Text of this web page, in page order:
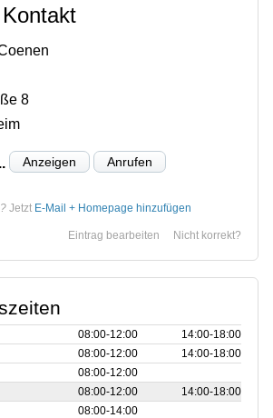
8
Anzeigen Anrufen
Jetzt E-Mail + Homepage hinzufügen
Nicht korrekt?
Eintrag bearbeiten
08:00‑12:00
14:00‑18:00
08:00‑12:00
14:00‑18:00
08:00‑12:00
08:00‑12:00
14:00‑18:00
08:00‑14:00